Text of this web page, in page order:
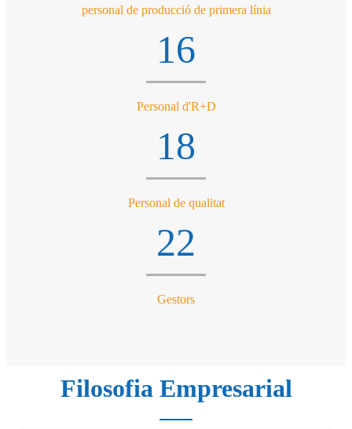
personal de producció de primera línia
16
Personal d'R+D
18
Personal de qualitat
22
Gestors
Filosofia Empresarial